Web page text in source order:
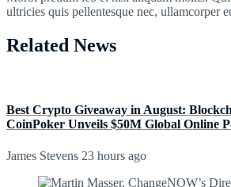
ultricies quis pellentesque nec, ullamcorper
Related News
Best Crypto Giveaway in August:
CoinPoker Unveils $50M Global Online
James Stevens 23 hours ago